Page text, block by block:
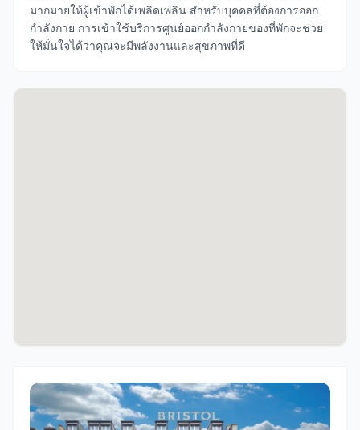
มากมายให้ผู้เข้าพักได้เพลิดเพลิน สำหรับบุคคลที่ต้องการออก
กำลังกาย การเข้าใช้บริการศูนย์ออกกำลังกายของที่พักจะช่วย
ให้มั่นใจได้ว่าคุณจะมีพลังงานและสุขภาพที่ดี